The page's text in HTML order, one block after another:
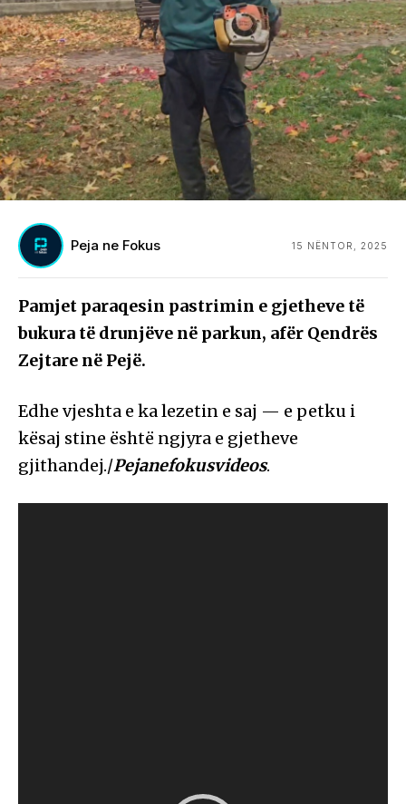
Peja ne Fokus 15 NËNTOR, 2025
Pamjet paraqesin pastrimin e gjetheve të
bukura të drunjëve në parkun, afër Qendrës
Zejtare në Pejë.
Edhe vjeshta e ka lezetin e saj — e petku i
kësaj stine është ngjyra e gjetheve
gjithandej./Pejanefokusvideos.